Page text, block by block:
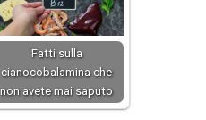
Fatti sulla
cianocobalamina che
non avete mai saputo